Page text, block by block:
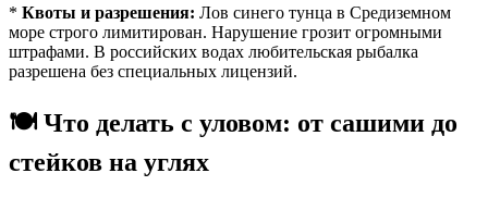
* Квоты и разрешения: Лов синего тунца в Средиземном
море строго лимитирован. Нарушение грозит огромными
штрафами. В российских водах любительская рыбалка
разрешена без специальных лицензий.
🍽️ Что делать с уловом: от сашими до
стейков на углях